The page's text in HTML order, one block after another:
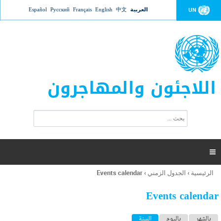
Jump to navigation UN العربية 中文
English
Français
Русский
Español
اللاجئون والمهاجرون
ت
ر
ل
ح
ب

أنت
هنا
الرئيسية › الجدول الزمني ›
Events calendar
Events calendar